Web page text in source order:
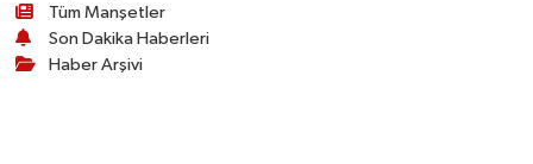
Tüm Manşetler
Son Dakika Haberleri
Haber Arşivi